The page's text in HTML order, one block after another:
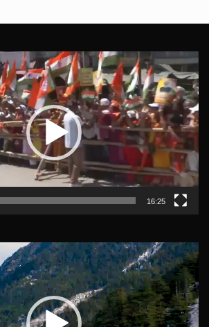
16:25